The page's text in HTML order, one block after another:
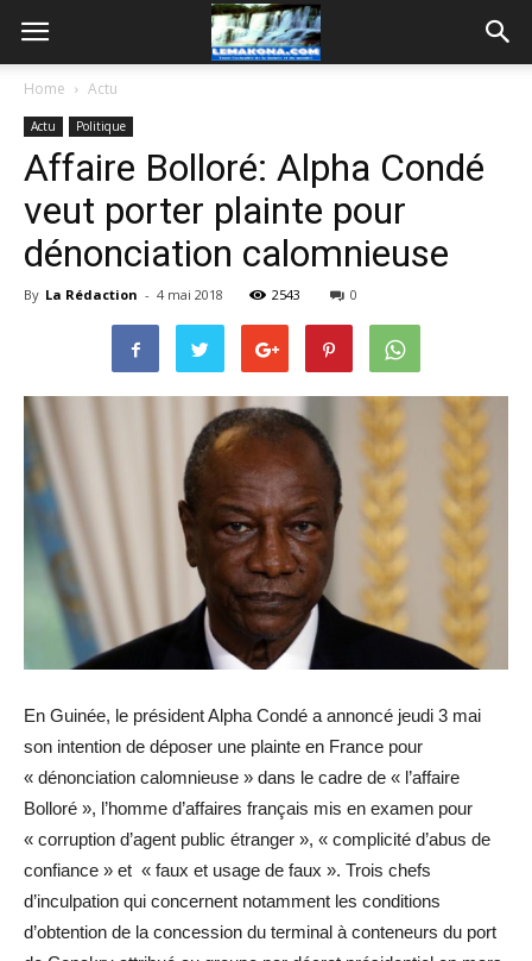
Home Actu
Actu Politique
Affaire Bolloré: Alpha Condé
veut porter plainte pour
dénonciation calomnieuse
By La Rédaction - 4 mai 2018 2543 0
En Guinée, le président Alpha Condé a annoncé jeudi 3 mai
son intention de déposer une plainte en France pour
« dénonciation calomnieuse » dans le cadre de « l’affaire
Bolloré », l’homme d’affaires français mis en examen pour
« corruption d’agent public étranger », « complicité d’abus de
confiance » et « faux et usage de faux ». Trois chefs
d’inculpation qui concernent notamment les conditions
d’obtention de la concession du terminal à conteneurs du port